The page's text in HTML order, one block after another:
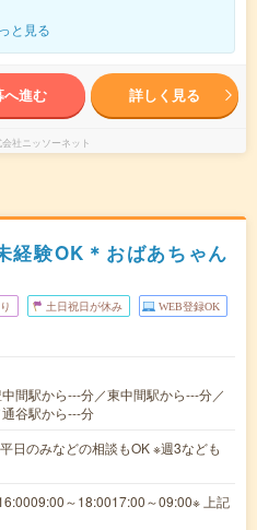
と見る
へ進む 詳しく見る
社ニッソーネット
経験OK＊おばあちゃん
土日祝日が休み WEB登録OK
間駅から---分／東中間駅から---分／
谷駅から---分
日のみなどの相談もOK ※週3なども
～18:0017:00～09:00※ 上記